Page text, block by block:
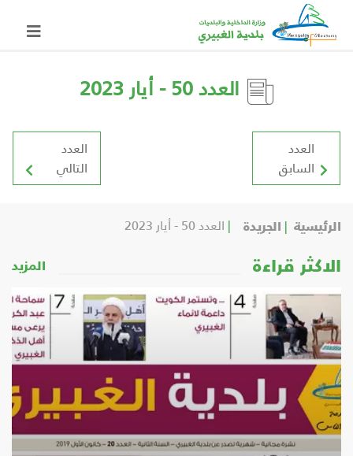
العدد 50 - أيار 2023
العدد
السابق
العدد
التالي
الرئيسية الجريدة العدد 50 - أيار 2023
الاكثر قراءة المزيد